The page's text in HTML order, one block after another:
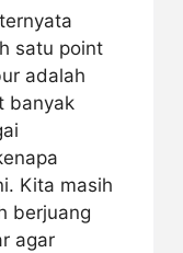
satu point
adalah
banyak
Kita masih
berjuang
agar